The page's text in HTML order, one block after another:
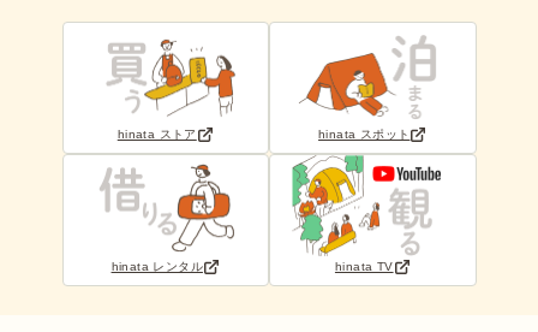
hinata ストア hinata スポット
hinata レンタル hinata TV